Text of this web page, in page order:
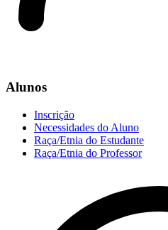
Alunos
Inscrição
Necessidades do Aluno
Raça/Etnia do Estudante
Raça/Etnia do Professor